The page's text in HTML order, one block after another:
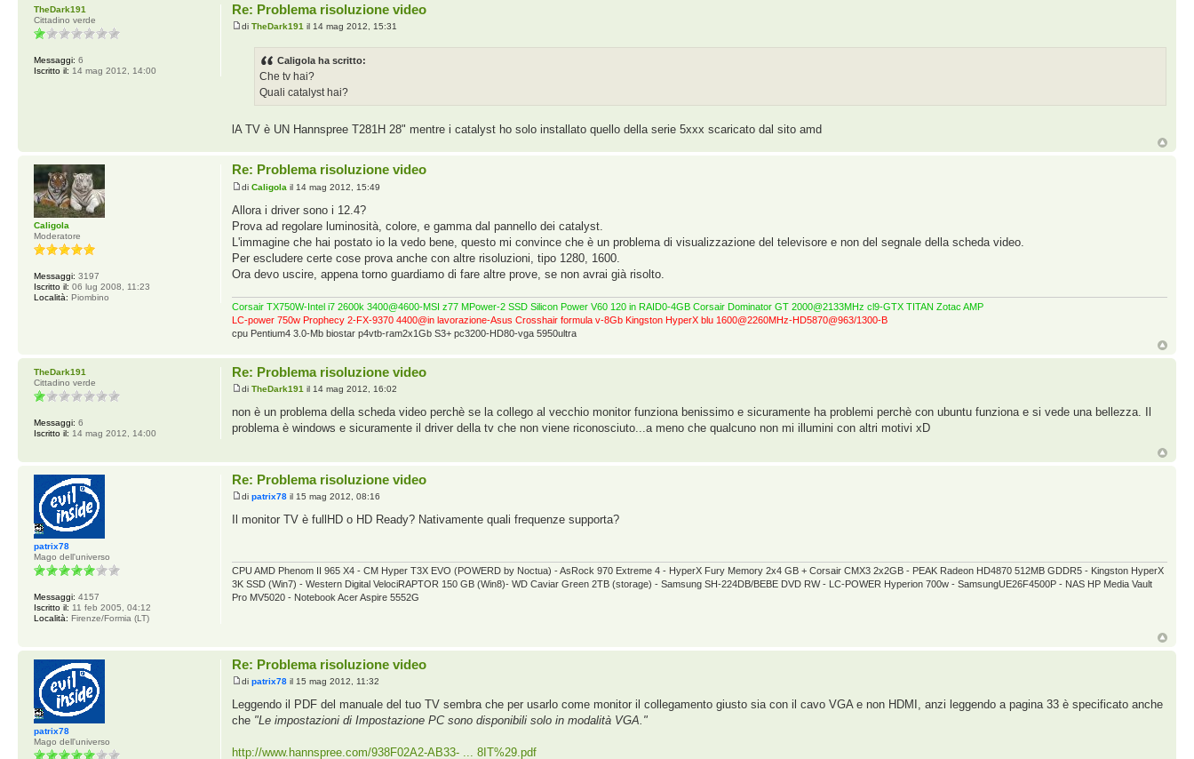
Re: Problema risoluzione video
diTheDark191 il 14 mag 2012, 15:31
Caligola ha scritto:
Che tv hai?
Quali catalyst hai?
lA TV è UN Hannspree T281H 28" mentre i catalyst ho solo installato quello della serie 5xxx scaricato dal sito amd
TheDark191
Cittadino verde
Messaggi: 6
Iscritto il: 14 mag 2012, 14:00
Re: Problema risoluzione video
diCaligola il 14 mag 2012, 15:49
Allora i driver sono i 12.4?
Prova ad regolare luminosità, colore, e gamma dal pannello dei catalyst.
L'immagine che hai postato io la vedo bene, questo mi convince che è un problema di visualizzazione del televisore e non del segnale della scheda video.
Per escludere certe cose prova anche con altre risoluzioni, tipo 1280, 1600.
Ora devo uscire, appena torno guardiamo di fare altre prove, se non avrai già risolto.
Corsair TX750W-Intel i7 2600k 3400@4600-MSI z77 MPower-2 SSD Silicon Power V60 120 in RAID0-4GB Corsair Dominator GT 2000@2133MHz cl9-GTX TITAN Zotac AMP
LC-power 750w Prophecy 2-FX-9370 4400@in lavorazione-Asus Crosshair formula v-8Gb Kingston HyperX blu 1600@2260MHz-HD5870@963/1300-B
cpu Pentium4 3.0-Mb biostar p4vtb-ram2x1Gb S3+ pc3200-HD80-vga 5950ultra
Caligola
Moderatore
Messaggi: 3197
Iscritto il: 06 lug 2008, 11:23
Località: Piombino
Re: Problema risoluzione video
diTheDark191 il 14 mag 2012, 16:02
non è un problema della scheda video perchè se la collego al vecchio monitor funziona benissimo e sicuramente ha problemi perchè con ubuntu funziona e si vede una bellezza. Il
problema è windows e sicuramente il driver della tv che non viene riconosciuto...a meno che qualcuno non mi illumini con altri motivi xD
TheDark191
Cittadino verde
Messaggi: 6
Iscritto il: 14 mag 2012, 14:00
Re: Problema risoluzione video
dipatrix78 il 15 mag 2012, 08:16
Il monitor TV è fullHD o HD Ready? Nativamente quali frequenze supporta?
CPU AMD Phenom II 965 X4 - CM Hyper T3X EVO (POWERD by Noctua) - AsRock 970 Extreme 4 - HyperX Fury Memory 2x4 GB + Corsair CMX3 2x2GB - PEAK Radeon HD4870 512MB GDDR5 - Kingston HyperX
3K SSD (Win7) - Western Digital VelociRAPTOR 150 GB (Win8)- WD Caviar Green 2TB (storage) - Samsung SH-224DB/BEBE DVD RW - LC-POWER Hyperion 700w - SamsungUE26F4500P - NAS HP Media Vault
Pro MV5020 - Notebook Acer Aspire 5552G
patrix78
Mago dell'universo
Messaggi: 4157
Iscritto il: 11 feb 2005, 04:12
Località: Firenze/Formia (LT)
Re: Problema risoluzione video
dipatrix78 il 15 mag 2012, 11:32
Leggendo il PDF del manuale del tuo TV sembra che per usarlo come monitor il collegamento giusto sia con il cavo VGA e non HDMI, anzi leggendo a pagina 33 è specificato anche
che "Le impostazioni di Impostazione PC sono disponibili solo in modalità VGA."
http://www.hannspree.com/938F02A2-AB33- ... 8IT%29.pdf
patrix78
Mago dell'universo